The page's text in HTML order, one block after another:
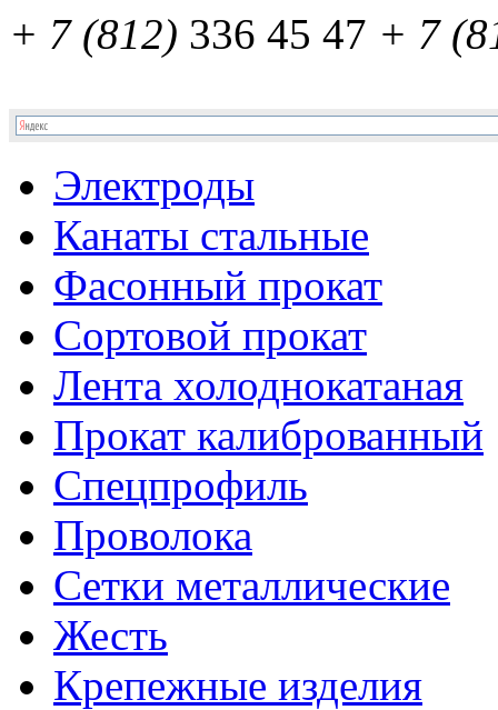
+ 7 (812) 336 45 47 + 7
Электроды
Канаты стальные
Фасонный прокат
Сортовой прокат
Лента холоднокатаная
Прокат калиброванный
Спецпрофиль
Проволока
Сетки металлические
Жесть
Крепежные изделия